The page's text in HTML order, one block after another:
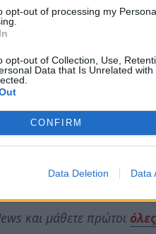
opt-out of processing my
opt-out of Collection, Use,
Data that Is Unrelated
CONFIRM
Data Deletion Data
από το χωριό
Κρανιδίου
πρώτη από τις
παράγεται στη
καταγράφει μακρά
και μάθετε πρώτοι